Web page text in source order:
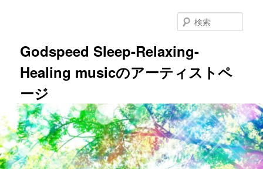
移
動
Godspeed Sleep-Relaxing-
Healing musicのアーティストペ
ージ
索